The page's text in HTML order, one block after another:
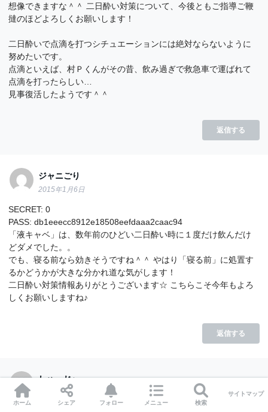
想像できますな＾＾ 二日酔い対策について、今後ともご指導ご鞭
撻のほどよろしくお願いします！
二日酔いで点滴を打つシチュエーションには絶対ならないように
努めたいです。
点滴といえば、村Ｐくんがその昔、飲み過ぎで救急車で運ばれて
点滴を打ったらしい…
見事復活したようです＾＾
返信する
ジャニごり
2015年1月6日
SECRET: 0
PASS: db1eeecc8912e18508eefdaaa2caac94
「液キャベ」は、数年前のひどい二日酔い時に１度だけ飲んだけ
どダメでした。。
でも、寝る前なら効きそうですね＾＾ やはり「寝る前」に処置す
るかどうかが大きな分かれ道な気がします！
二日酔い対策情報ありがとうございます☆ こちらこそ今年もよろ
しくお願いしますね♪
返信する
しゅーじ♪
2015年1月6日
ホーム シェア フォロー メニュー 検索
サイトマップ